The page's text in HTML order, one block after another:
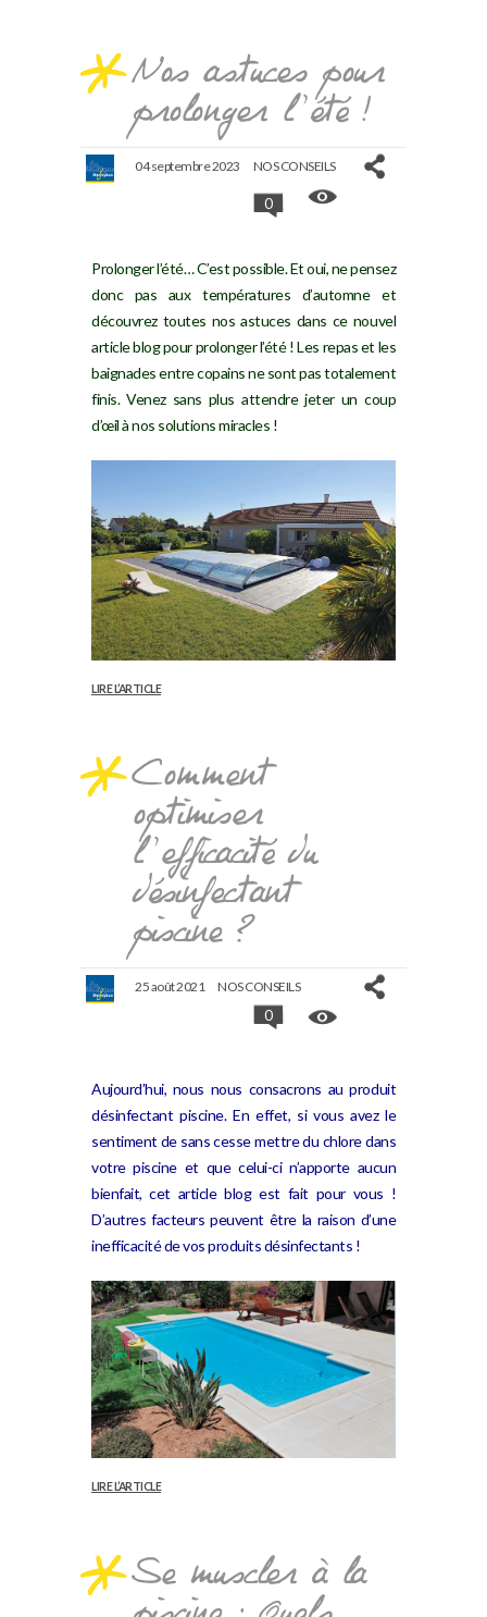
Nos astuces pour
prolonger l’été !
04 septembre 2023 NOS CONSEILS
0
Prolonger l’été… C’est possible. Et oui, ne pensez
donc pas aux températures d’automne et
découvrez toutes nos astuces dans ce nouvel
article blog pour prolonger l’été ! Les repas et les
baignades entre copains ne sont pas totalement
finis. Venez sans plus attendre jeter un coup
d’œil à nos solutions miracles !
LIRE L’ARTICLE
Comment
optimiser
l’efficacité du
désinfectant
piscine ?
25 août 2021 NOS CONSEILS
0
Aujourd’hui, nous nous consacrons au produit
désinfectant piscine. En effet, si vous avez le
sentiment de sans cesse mettre du chlore dans
votre piscine et que celui-ci n’apporte aucun
bienfait, cet article blog est fait pour vous !
D’autres facteurs peuvent être la raison d’une
inefficacité de vos produits désinfectants !
LIRE L’ARTICLE
Se muscler à la